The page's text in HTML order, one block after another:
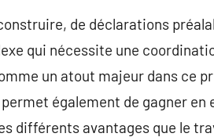
de déclarations
qui nécessite une
un atout majeur dans ce
également de gagner
différents avantages que le